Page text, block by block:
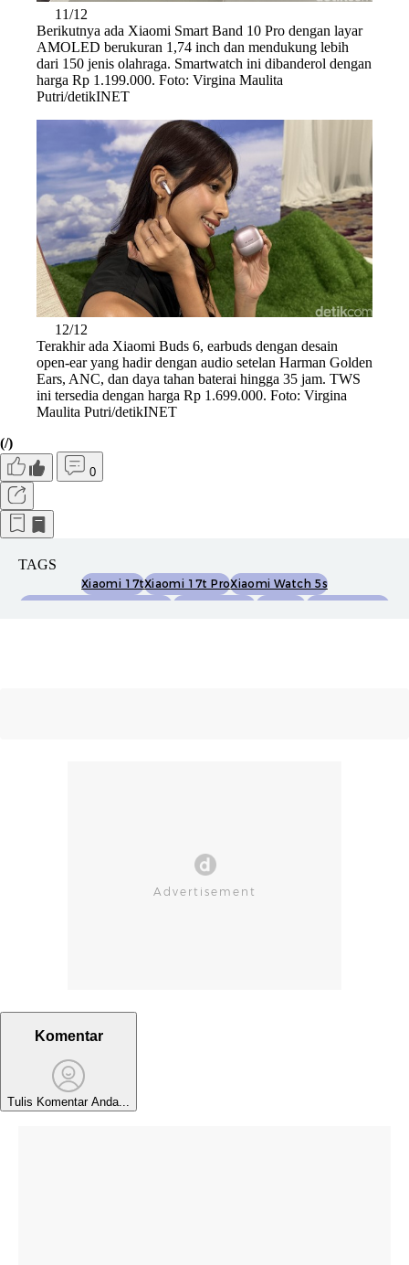
11/12
Berikutnya ada Xiaomi Smart Band 10 Pro dengan layar
AMOLED berukuran 1,74 inch dan mendukung lebih
dari 150 jenis olahraga. Smartwatch ini dibanderol dengan
harga Rp 1.199.000. Foto: Virgina Maulita
Putri/detikINET
12/12
Terakhir ada Xiaomi Buds 6, earbuds dengan desain
open-ear yang hadir dengan audio setelan Harman Golden
Ears, ANC, dan daya tahan baterai hingga 35 jam. TWS
ini tersedia dengan harga Rp 1.699.000. Foto: Virgina
Maulita Putri/detikINET
(/)
0
TAGS
Xiaomi 17tXiaomi 17t ProXiaomi Watch 5s
Komentar
Tulis Komentar Anda...